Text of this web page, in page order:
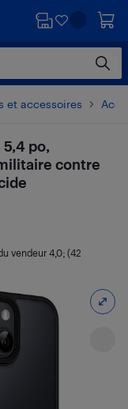
et accessoires
po,
contre
vendeur 4,0; (42